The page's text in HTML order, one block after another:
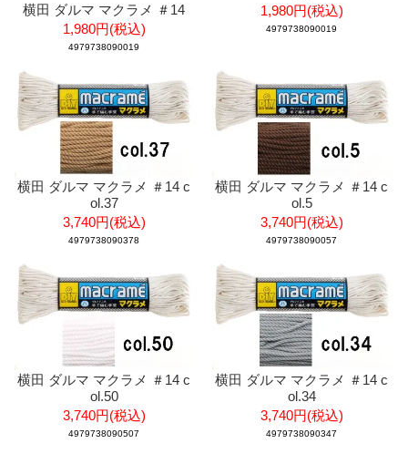
横田 ダルマ マクラメ ＃14
1,980円(税込)
4979738090019
1,980円(税込)
4979738090019
横田 ダルマ マクラメ ＃14 c
ol.37
3,740円(税込)
4979738090378
横田 ダルマ マクラメ ＃14 c
ol.5
3,740円(税込)
4979738090057
横田 ダルマ マクラメ ＃14 c
ol.50
3,740円(税込)
4979738090507
横田 ダルマ マクラメ ＃14 c
ol.34
3,740円(税込)
4979738090347